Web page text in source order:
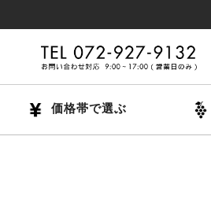
価格帯で選ぶ